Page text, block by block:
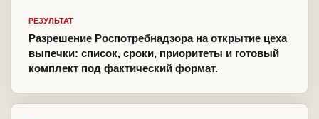
РЕЗУЛЬТАТ
Разрешение Роспотребнадзора на открытие цеха
выпечки: список, сроки, приоритеты и готовый
комплект под фактический формат.